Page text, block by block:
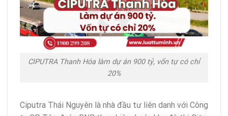
CIPUTRA Thanh Hóa làm dự án 900 tỷ, vốn tự có chỉ
20%
Ciputra Thái Nguyên là nhà đầu tư liên danh với Công